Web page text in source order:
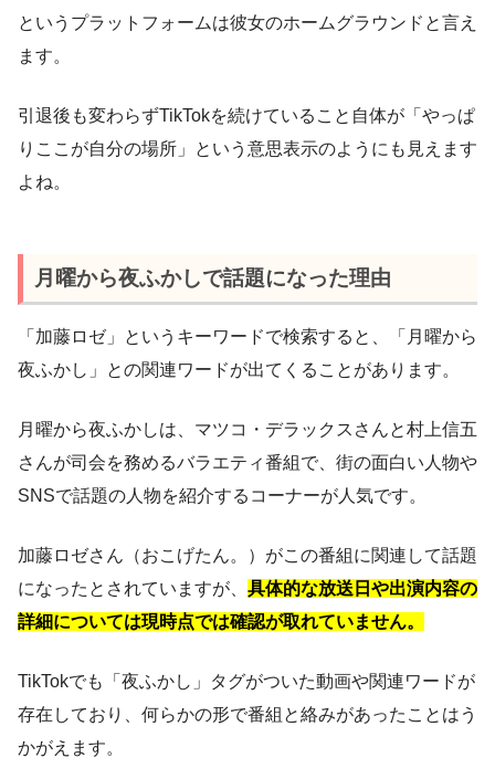
というプラットフォームは彼女のホームグラウンドと言え
ます。
引退後も変わらずTikTokを続けていること自体が「やっぱ
りここが自分の場所」という意思表示のようにも見えます
よね。
月曜から夜ふかしで話題になった理由
「加藤ロゼ」というキーワードで検索すると、「月曜から
夜ふかし」との関連ワードが出てくることがあります。
月曜から夜ふかしは、マツコ・デラックスさんと村上信五
さんが司会を務めるバラエティ番組で、街の面白い人物や
SNSで話題の人物を紹介するコーナーが人気です。
加藤ロゼさん（おこげたん。）がこの番組に関連して話題
になったとされていますが、 具体的な放送日や出演内容の
詳細については現時点では確認が取れていません。
TikTokでも「夜ふかし」タグがついた動画や関連ワードが
存在しており、何らかの形で番組と絡みがあったことはう
かがえます。